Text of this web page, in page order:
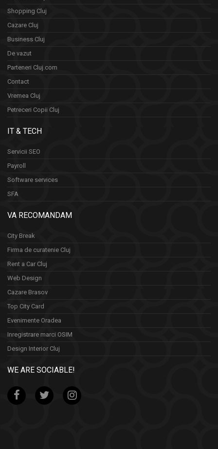
Shopping Cluj
Cazare Cluj
Business Cluj
De vazut
Parteneri Cluj.com
Contact
Vremea Cluj
Petreceri Copii Cluj
IT & TECH
Servicii SEO
Payroll
Software services
SFA
VA RECOMANDAM
City Break
Firma de curatenie Cluj
Rent a Car Cluj
Web Design
Cazare Brasov
Top City Card
Evenimente Oradea
Inregistrare marci OSIM
Design Interior Cluj
WE ARE SOCIABLE!